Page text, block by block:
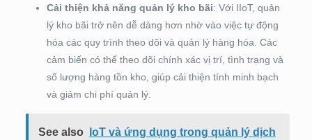
Cải thiện khả năng quản lý kho bãi: Với IIoT, quản
lý kho bãi trở nên dễ dàng hơn nhờ vào việc tự động
hóa các quy trình theo dõi và quản lý hàng hóa. Các
cảm biến có thể theo dõi chính xác vị trí, tình trạng và
số lượng hàng tồn kho, giúp cải thiện tính minh bạch
và giảm chi phí quản lý.
See also
IoT và ứng dụng trong quản lý dịch